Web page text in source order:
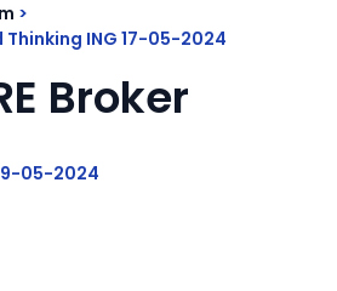
ING 17-05-2024
Broker
05-2024